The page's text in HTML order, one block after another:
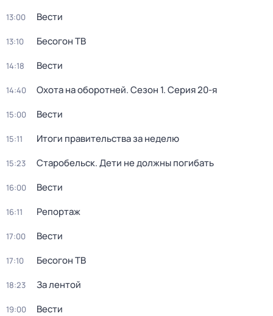
13:00 Вести
13:10 Бесогон ТВ
14:18 Вести
14:40 Охота на оборотней. Сезон 1. Серия 20-я
15:00 Вести
15:11 Итоги правительства за неделю
15:23 Старобельск. Дети не должны погибать
16:00 Вести
16:11 Репортаж
17:00 Вести
17:10 Бесогон ТВ
18:23 За лентой
19:00 Вести